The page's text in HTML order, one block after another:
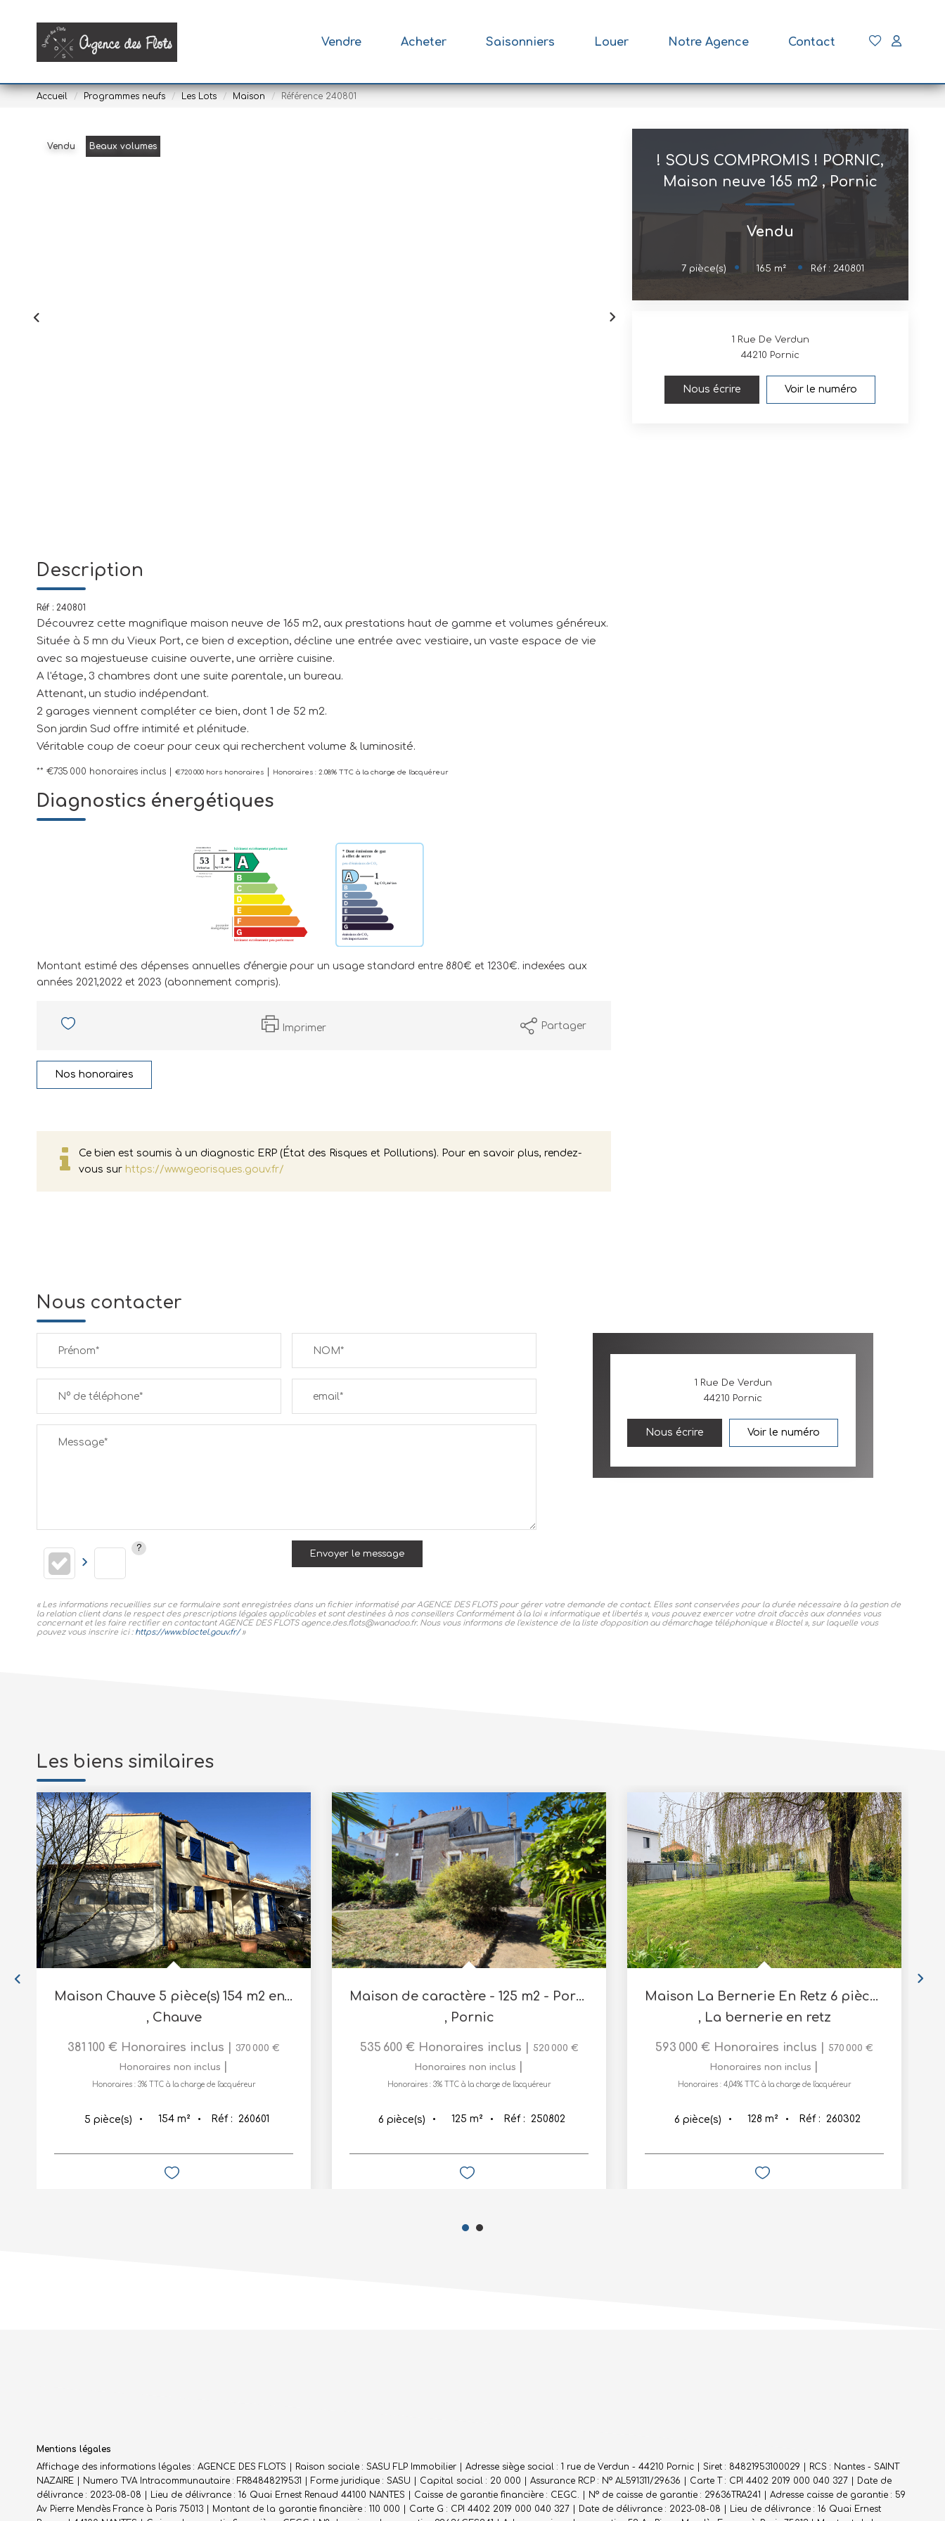
Vendre Acheter Saisonniers Louer Notre Agence Contact
Accueil Programmes neufs Les Lots Maison Référence 240801
Vendu Beaux volumes
Description
Réf : 240801
Découvrez cette magnifique maison neuve de 165 m2, aux prestations haut de gamme et volumes généreux.
Située à 5 mn du Vieux Port, ce bien d exception, décline une entrée avec vestiaire, un vaste espace de vie
avec sa majestueuse cuisine ouverte, une arrière cuisine.
A l'étage, 3 chambres dont une suite parentale, un bureau.
Attenant, un studio indépendant.
2 garages viennent compléter ce bien, dont 1 de 52 m2.
Son jardin Sud offre intimité et plénitude.
Véritable coup de coeur pour ceux qui recherchent volume & luminosité.
** €735 000 honoraires inclus €720 000 hors honoraires Honoraires : 2.08% TTC à la charge de l'acquéreur
Diagnostics énergétiques
Montant estimé des dépenses annuelles d'énergie pour un usage standard entre 880€ et 1230€. indexées aux
années 2021,2022 et 2023 (abonnement compris).
Imprimer Partager
Nos honoraires
Ce bien est soumis à un diagnostic ERP (État des Risques et Pollutions). Pour en savoir plus, rendez-
vous sur https://www.georisques.gouv.fr/
! SOUS COMPROMIS ! PORNIC,
Maison neuve 165 m2 ,Pornic
Vendu
7 pièce(s) 165 m² Réf : 240801
1 Rue De Verdun
44210 Pornic
Nous écrire Voir le numéro
Nous contacter
Prénom* NOM*
N° de téléphone* email*
Message*
Envoyer le message
1 Rue De Verdun
44210 Pornic
Nous écrire Voir le numéro
« Les informations recueillies sur ce formulaire sont enregistrées dans un fichier informatisé par AGENCE DES FLOTS pour gérer votre demande de contact. Elles sont conservées pour la durée nécessaire à la gestion de
la relation client dans le respect des prescriptions légales applicables et sont destinées à nos conseillers Conformément à la loi « informatique et libertés », vous pouvez exercer votre droit d'accès aux données vous
concernant et les faire rectifier en contactant AGENCE DES FLOTS agence.des.flots@wanadoo.fr. Nous vous informons de l'existence de la liste d'opposition au démarchage téléphonique « Bloctel », sur laquelle vous
pouvez vous inscrire ici : https://www.bloctel.gouv.fr/»
Les biens similaires
Maison Chauve 5 pièce(s) 154 m2 environnement boisé
, Chauve
381 100 € Honoraires inclus
370 000 €
Honoraires non inclus
Honoraires : 3% TTC à la charge de l'acquéreur
5 pièce(s) 154 m² Réf : 260601
Maison de caractère - 125 m2 - Pornic
, Pornic
535 600 € Honoraires inclus
520 000 €
Honoraires non inclus
Honoraires : 3% TTC à la charge de l'acquéreur
6 pièce(s) 125 m² Réf : 250802
Maison La Bernerie En Retz 6 pièce(s) 128 m2
, La bernerie en retz
593 000 € Honoraires inclus
570 000 €
Honoraires non inclus
Honoraires : 4,04% TTC à la charge de l'acquéreur
6 pièce(s) 128 m² Réf : 260302
Mentions légales
Affichage des informations légales : AGENCE DES FLOTS | Raison sociale : SASU FLP Immobilier | Adresse siège social : 1 rue de Verdun - 44210 Pornic | Siret : 84821953100029 | RCS : Nantes - SAINT
NAZAIRE | Numero TVA Intracommunautaire : FR84848219531 | Forme juridique : SASU | Capital social : 20 000 | Assurance RCP : N° AL591311/29636 | Carte T : CPI 4402 2019 000 040 327 | Date de
délivrance : 2023-08-08 | Lieu de délivrance : 16 Quai Ernest Renaud 44100 NANTES | Caisse de garantie financière : CEGC. | N° de caisse de garantie : 29636TRA241 | Adresse caisse de garantie : 59
Av Pierre Mendès France à Paris 75013 | Montant de la garantie financière : 110 000 | Carte G : CPI 4402 2019 000 040 327 | Date de délivrance : 2023-08-08 | Lieu de délivrance : 16 Quai Ernest